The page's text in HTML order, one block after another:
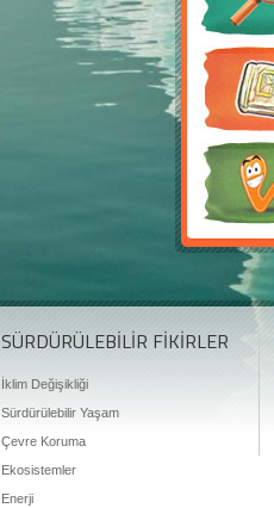
SÜRDÜRÜLEBİLİR FİKİRLER
İklim Değişikliği
Sürdürülebilir Yaşam
Çevre Koruma
Ekosistemler
Enerji